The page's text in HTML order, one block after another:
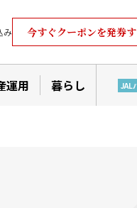
み 今すぐクーポンを発券
運用 暮らし JAL